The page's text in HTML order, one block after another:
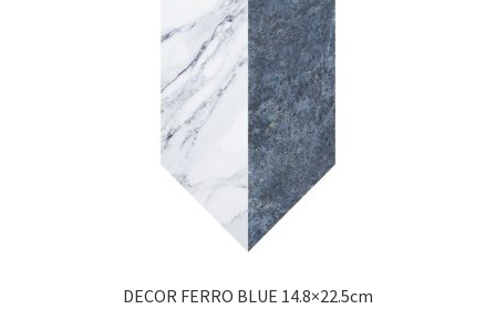
DECOR FERRO BLUE 14.8×22.5cm